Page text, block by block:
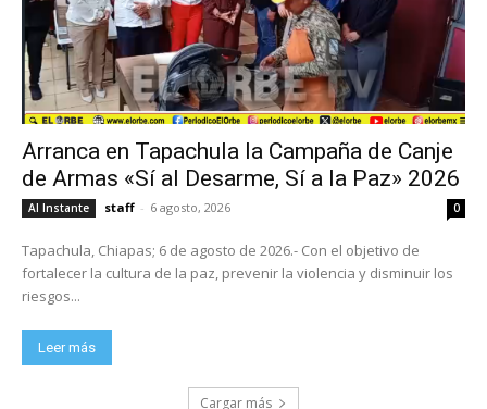
Arranca en Tapachula la Campaña de Canje
de Armas «Sí al Desarme, Sí a la Paz» 2026
Al Instante staff - 6 agosto, 2026 0
Tapachula, Chiapas; 6 de agosto de 2026.- Con el objetivo de
fortalecer la cultura de la paz, prevenir la violencia y disminuir los
riesgos...
Leer más
Cargar más